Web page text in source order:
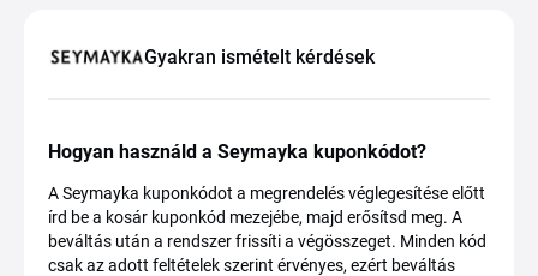
Gyakran ismételt kérdések
Hogyan használd a Seymayka kuponkódot?
A Seymayka kuponkódot a megrendelés véglegesítése előtt
írd be a kosár kuponkód mezejébe, majd erősítsd meg. A
beváltás után a rendszer frissíti a végösszeget. Minden kód
csak az adott feltételek szerint érvényes, ezért beváltás